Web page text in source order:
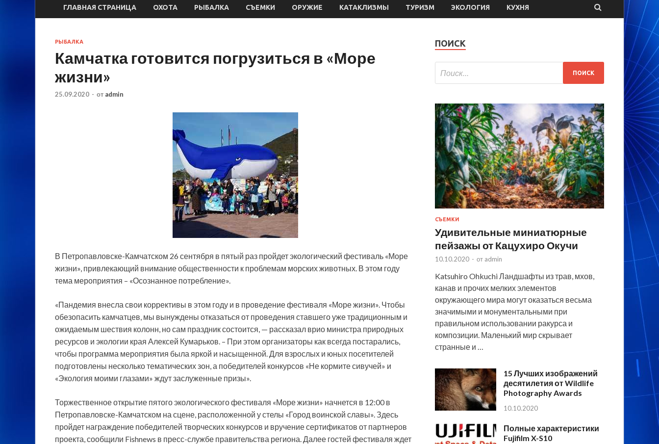
ГЛАВНАЯ СТРАНИЦА ОХОТА РЫБАЛКА СЪЕМКИ ОРУЖИЕ КАТАКЛИЗМЫ ТУРИЗМ ЭКОЛОГИЯ КУХНЯ
РЫБАЛКА
Камчатка готовится погрузиться в «Море
жизни»
25.09.2020 - от admin
В Петропавловске-Камчатском 26 сентября в пятый раз пройдет экологический фестиваль «Море
жизни», привлекающий внимание общественности к проблемам морских животных. В этом году
тема мероприятия – «Осознанное потребление».
«Пандемия внесла свои коррективы в этом году и в проведение фестиваля «Море жизни». Чтобы
обезопасить камчатцев, мы вынуждены отказаться от проведения ставшего уже традиционным и
ожидаемым шествия колонн, но сам праздник состоится, — рассказал врио министра природных
ресурсов и экологии края Алексей Кумарьков. – При этом организаторы как всегда постарались,
чтобы программа мероприятия была яркой и насыщенной. Для взрослых и юных посетителей
подготовлены несколько тематических зон, а победителей конкурсов «Не кормите сивучей» и
«Экология моими глазами» ждут заслуженные призы».
Торжественное открытие пятого экологического фестиваля «Море жизни» начнется в 12:00 в
Петропавловске-Камчатском на сцене, расположенной у стелы «Город воинской славы». Здесь
пройдет награждение победителей творческих конкурсов и вручение сертификатов от партнеров
проекта, сообщили Fishnews в пресс-службе правительства региона. Далее гостей фестиваля ждет
ПОИСК
СЪЕМКИ
Удивительные миниатюрные
пейзажы от Кацухиро Окучи
10.10.2020 - от admin
Katsuhiro Ohkuchi Ландшафты из трав, мхов,
канав и прочих мелких элементов
окружающего мира могут оказаться весьма
значимыми и монументальными при
правильном использовании ракурса и
композиции. Маленький мир скрывает
странные и …
15 Лучших изображений
десятилетия от Wildlife
Photography Awards
10.10.2020
Полные характеристики
Fujifilm X-S10